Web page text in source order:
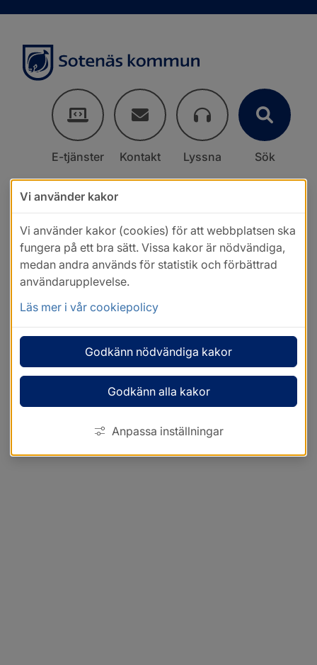
E-tjänster Kontakt Lyssna Sök
Vi använder kakor
Vi använder kakor (cookies) för att webbplatsen ska
fungera på ett bra sätt. Vissa kakor är nödvändiga,
medan andra används för statistik och förbättrad
användarupplevelse.
Läs mer i vår cookiepolicy
Godkänn nödvändiga kakor
Godkänn alla kakor
Anpassa inställningar